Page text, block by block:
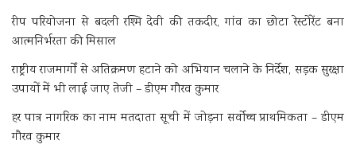
रीप परियोजना से बदली रश्मि देवी की तकदीर, गांव का छोटा रेस्टोरेंट बना
आत्मनिर्भरता की मिसाल
राष्ट्रीय राजमार्गों से अतिक्रमण हटाने को अभियान चलाने के निर्देश, सड़क सुरक्षा
उपायों में भी लाई जाए तेजी – डीएम गौरव कुमार
हर पात्र नागरिक का नाम मतदाता सूची में जोड़ना सर्वोच्च प्राथमिकता – डीएम
गौरव कुमार